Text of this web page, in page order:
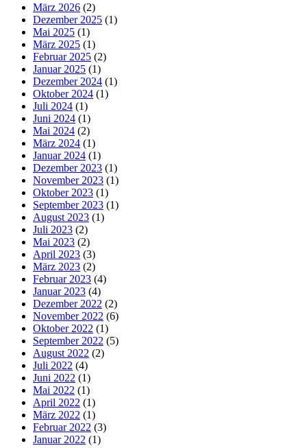
März 2026 (2)
Dezember 2025 (1)
Mai 2025 (1)
März 2025 (1)
Februar 2025 (2)
Januar 2025 (1)
Dezember 2024 (1)
Oktober 2024 (1)
Juli 2024 (1)
Juni 2024 (1)
Mai 2024 (2)
März 2024 (1)
Januar 2024 (1)
Dezember 2023 (1)
November 2023 (1)
Oktober 2023 (1)
September 2023 (1)
August 2023 (1)
Juli 2023 (2)
Mai 2023 (2)
April 2023 (3)
März 2023 (2)
Februar 2023 (4)
Januar 2023 (4)
Dezember 2022 (2)
November 2022 (6)
Oktober 2022 (1)
September 2022 (5)
August 2022 (2)
Juli 2022 (4)
Juni 2022 (1)
Mai 2022 (1)
April 2022 (1)
März 2022 (1)
Februar 2022 (3)
Januar 2022 (1)